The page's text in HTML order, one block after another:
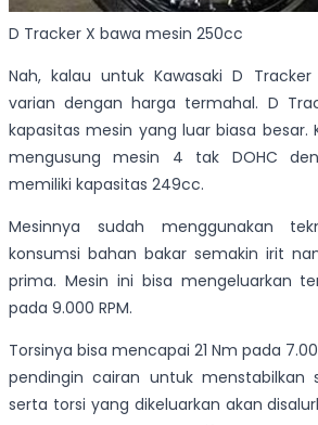
D Tracker X bawa mesin 250cc
Nah, kalau untuk Kawasaki D
varian dengan harga termahal. D
kapasitas mesin yang luar biasa besar.
mengusung mesin 4 tak DOHC
memiliki kapasitas 249cc.
Mesinnya sudah menggunakan
konsumsi bahan bakar semakin irit
prima. Mesin ini bisa mengeluarkan
pada 9.000 RPM.
Torsinya bisa mencapai 21 Nm pada
pendingin cairan untuk menstabilkan
serta torsi yang dikeluarkan akan